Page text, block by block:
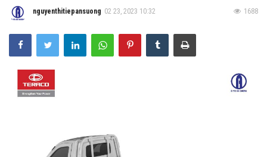
Luật Giao Thông
Mẹo vặt sửa xe
Thiết kế cải tạo
Gallery
nguyenthitiepansuong 02 23, 2023 10:32 1688